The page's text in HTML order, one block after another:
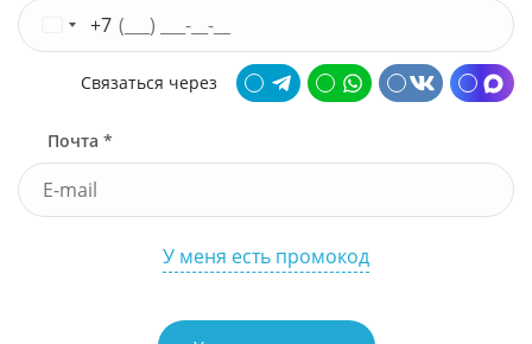
+7
Связаться через
Почта *
У меня есть промокод